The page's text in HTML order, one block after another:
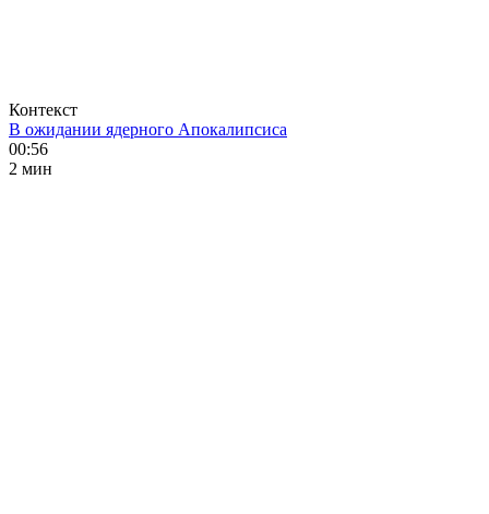
Контекст
В ожидании ядерного Апокалипсиса
00:56
2 мин